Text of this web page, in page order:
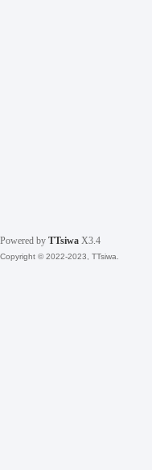
Powered by TTsiwa X3.4
Copyright © 2022-2023, TTsiwa.